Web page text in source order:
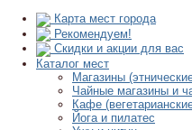
Карта мест города
Рекомендуем!
Скидки и акции для вас
Каталог мест
Магазины
Чайные магазины и
Кафе
Йога и пилатес